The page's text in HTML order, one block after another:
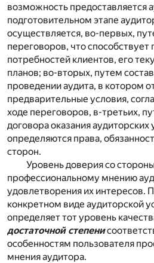
возможность предоставляется
подготовительном этапе
осуществляется, во-первых,
переговоров, что
потребностей клиентов, его
планов; во-вторых, путем
проведении аудита, в котором
предварительные условия,
ходе переговоров, в-третьих,
договора оказания аудиторских
определяются права,
сторон.
Уровень доверия со
профессиональному мнению
удовлетворения их интересов.
конкретном виде аудиторской
определяет тот уровень
достаточной степени
особенностям пользователя
мнения аудитора.